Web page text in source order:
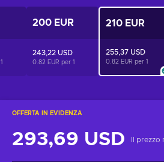
OFFERTA IN EVIDENZA
293,69 USD Il
1
200 EUR
243,22 USD
0.82 EUR per 1
210 EUR
255,37 USD
0.82 EUR per 1